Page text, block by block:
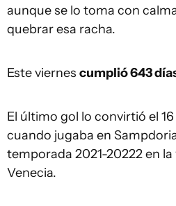
aunque se lo toma con
quebrar esa racha.
Este viernes cumplió 643
El último gol lo convirtió el
cuando jugaba en
temporada 2021-20222 en
Venecia.